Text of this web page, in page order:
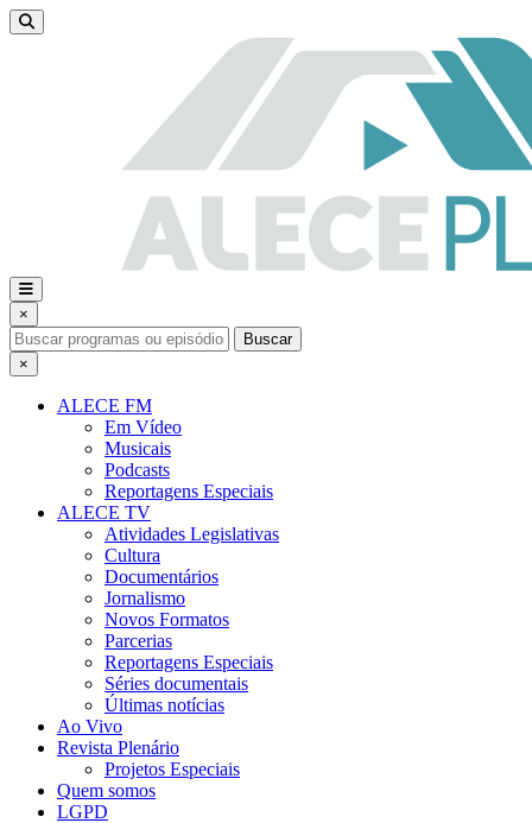
×
Buscar
×
ALECE FM
Em Vídeo
Musicais
Podcasts
Reportagens Especiais
ALECE TV
Atividades Legislativas
Cultura
Documentários
Jornalismo
Novos Formatos
Parcerias
Reportagens Especiais
Séries documentais
Últimas notícias
Ao Vivo
Revista Plenário
Projetos Especiais
Quem somos
LGPD